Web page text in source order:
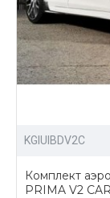
KGIUIBDV2С
Комплект
PRIMA V2